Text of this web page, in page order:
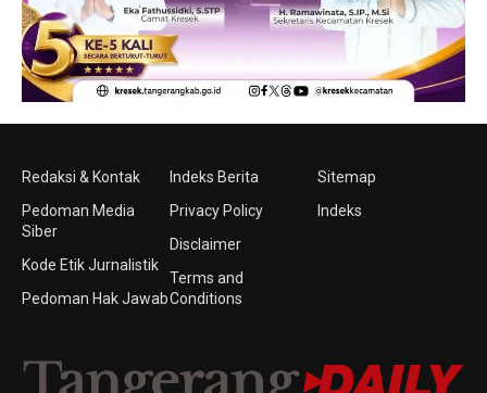
Redaksi & Kontak
Pedoman Media
Siber
Kode Etik Jurnalistik
Pedoman Hak Jawab
Indeks Berita
Privacy Policy
Disclaimer
Terms and
Conditions
Sitemap
Indeks